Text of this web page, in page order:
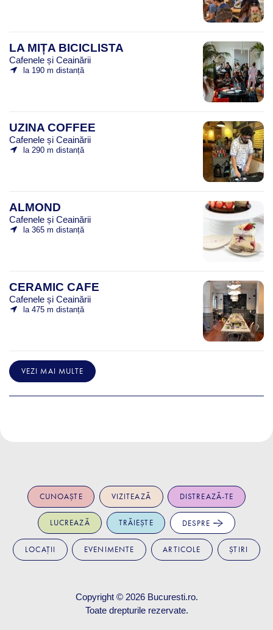
LA MIȚA BICICLISTA
Cafenele și Ceainării
la 190 m distanță
UZINA COFFEE
Cafenele și Ceainării
la 290 m distanță
ALMOND
Cafenele și Ceainării
la 365 m distanță
CERAMIC CAFE
Cafenele și Ceainării
la 475 m distanță
VEZI MAI MULTE
CUNOAȘTE VIZITEAZĂ DISTREAZĂ-TE
LUCREAZĂ TRĂIEȘTE DESPRE
LOCAȚII EVENIMENTE ARTICOLE ȘTIRI
Copyright © 2026 Bucuresti.ro.
Toate drepturile rezervate.